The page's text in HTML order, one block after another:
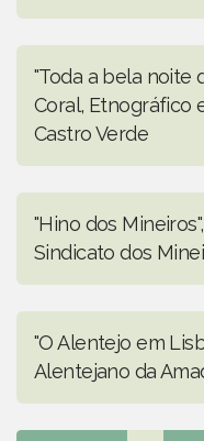
"Toda a bela noite
Coral, Etnográfico
Castro Verde
"Hino dos
Sindicato dos
"O Alentejo em
Alentejano da